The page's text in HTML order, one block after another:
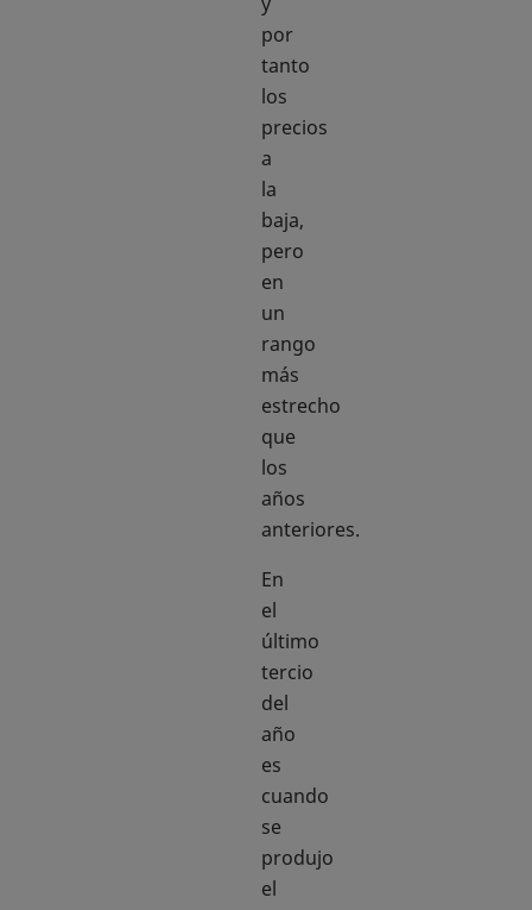
por
tanto
los
precios
a
la
baja,
pero
en
un
rango
más
estrecho
que
los
años
anteriores.
En
el
último
tercio
del
año
es
cuando
se
produjo
el